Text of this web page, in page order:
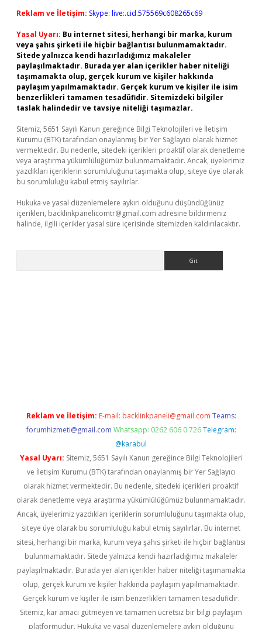
Reklam ve İletişim: Skype: live:.cid.575569c608265c69
Yasal Uyarı: Bu internet sitesi, herhangi bir marka, kurum
veya şahıs şirketi ile hiçbir bağlantısı bulunmamaktadır.
Sitede yalnızca kendi hazırladığımız makaleler
paylaşılmaktadır. Burada yer alan içerikler haber niteliği
taşımamakta olup, gerçek kurum ve kişiler hakkında
paylaşım yapılmamaktadır. Gerçek kurum ve kişiler ile isim
benzerlikleri tamamen tesadüfidir. Sitemizdeki bilgiler
taslak halindedir ve tavsiye niteliği taşımazlar.
Sitemiz, 5651 Sayılı Kanun gereğince Bilgi Teknolojileri ve İletişim
Kurumu (BTK) tarafından onaylanmış bir Yer Sağlayıcı olarak hizmet
vermektedir. Bu nedenle, sitedeki içerikleri proaktif olarak denetleme
veya araştırma yükümlülüğümüz bulunmamaktadır. Ancak, üyelerimiz
yazdıkları içeriklerin sorumluluğunu taşımakta olup, siteye üye olarak
bu sorumluluğu kabul etmiş sayılırlar.
Hukuka ve yasal düzenlemelere aykırı olduğunu düşündüğünüz
içerikleri, backlinkpanelicomtr@gmail.com adresine bildirmeniz
halinde, ilgili içerikler yasal süre içerisinde sitemizden kaldırılacaktır.
Reklam ve İletişim: E-mail: backlinkpaneli@gmail.com Teams:
forumhizmeti@gmail.com Whatsapp: 0262 606 0 726 Telegram:
@karabul
Yasal Uyarı: Sitemiz, 5651 Sayılı Kanun gereğince Bilgi Teknolojileri
ve İletişim Kurumu (BTK) tarafından onaylanmış bir Yer Sağlayıcı
olarak hizmet vermektedir. Bu nedenle, sitedeki içerikleri proaktif
olarak denetleme veya araştırma yükümlülüğümüz bulunmamaktadır.
Ancak, üyelerimiz yazdıkları içeriklerin sorumluluğunu taşımakta olup,
siteye üye olarak bu sorumluluğu kabul etmiş sayılırlar. Bu internet
sitesi, herhangi bir marka, kurum veya şahıs şirketi ile hiçbir bağlantısı
bulunmamaktadır. Sitede yalnızca kendi hazırladığımız makaleler
paylaşılmaktadır. Burada yer alan içerikler haber niteliği taşımamakta
olup, gerçek kurum ve kişiler hakkında paylaşım yapılmamaktadır.
Gerçek kurum ve kişiler ile isim benzerlikleri tamamen tesadüfidir.
Sitemiz, kar amacı gütmeyen ve tamamen ücretsiz bir bilgi paylaşım
platformudur. Hukuka ve yasal düzenlemelere aykırı olduğunu